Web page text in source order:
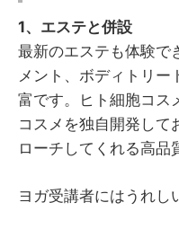
1、エステと併設
最新のエステも体験で
メント、ボディトリー
富です。ヒト細胞コス
コスメを独自開発して
ローチしてくれる高品
ヨガ受講者にはうれし